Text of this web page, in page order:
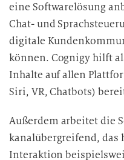
eine Softwarelösung
Chat- und
digitale
können. Cognigy hilft
Inhalte auf allen
Siri, VR, Chatbots)
Außerdem arbeitet die
kanalübergreifend, das
Interaktion